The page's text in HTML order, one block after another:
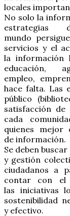
locales
No solo la
estrategias
mundo
servicios y el
la información
educación,
empleo,
hace falta. Las
público
satisfacción de
cada
quienes mejor
de información.
Se deben
y gestión
ciudadanos a
contar con el
las iniciativas
sostenibilidad
y efectivo.